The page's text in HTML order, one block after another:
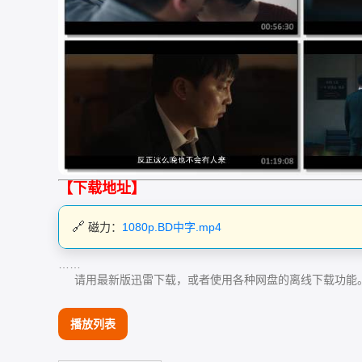
【下载地址】
磁力： 1080p.BD中字.mp4
请用最新版迅雷下载，或者使用各种网盘的离线下载功能
播放列表